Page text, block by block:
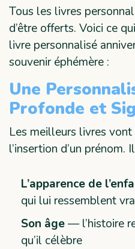
Tous les livres
d’être offerts. Voici ce
livre personnalisé
souvenir éphémère :
Une
Profonde et
Les meilleurs livres
l’insertion d’un prénom.
L’apparence de
qui lui ressemblent
Son âge— l’histoire
qu’il célèbre